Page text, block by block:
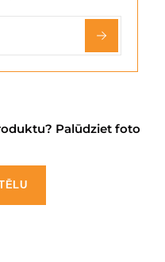
Palūdziet foto